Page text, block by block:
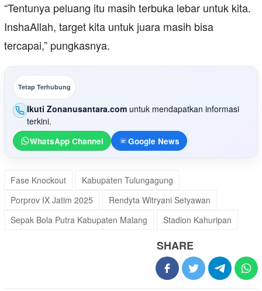
“Tentunya peluang itu masih terbuka lebar untuk kita.
InshaAllah, target kita untuk juara masih bisa
tercapai,” pungkasnya.
Tetap Terhubung
Ikuti Zonanusantara.com untuk mendapatkan informasi
terkini.
WhatsApp Channel Google News
Fase Knockout
Kabupaten Tulungagung
Porprov IX Jatim 2025
Rendyta Witryani Setyawan
Sepak Bola Putra Kabupaten Malang
Stadion Kahuripan
SHARE